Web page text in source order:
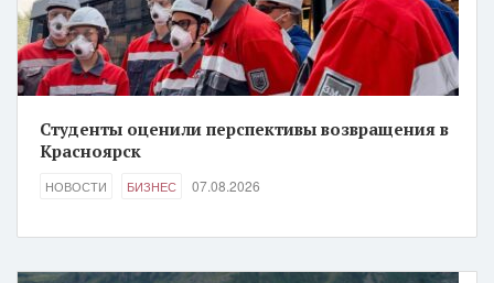
Студенты оценили перспективы возвращения в
Красноярск
НОВОСТИ БИЗНЕС 07.08.2026